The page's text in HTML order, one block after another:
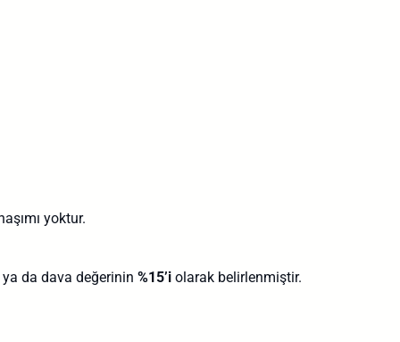
yoktur.
ya da dava değerinin %15’i olarak belirlenmiştir.